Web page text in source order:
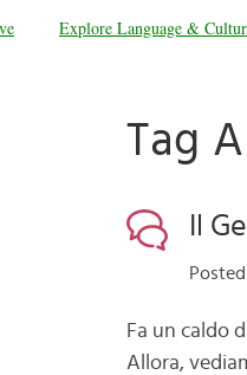
Explore Language &
Tag
Il
Fa un caldo
Allora,